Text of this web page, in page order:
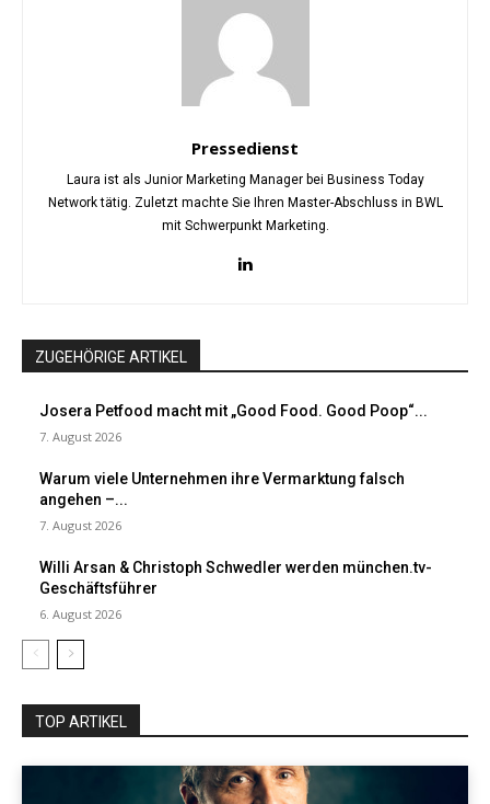
Pressedienst
Laura ist als Junior Marketing Manager bei Business Today
Network tätig. Zuletzt machte Sie Ihren Master-Abschluss in BWL
mit Schwerpunkt Marketing.
ZUGEHÖRIGE ARTIKEL
Josera Petfood macht mit „Good Food. Good Poop“...
7. August 2026
Warum viele Unternehmen ihre Vermarktung falsch
angehen –...
7. August 2026
Willi Arsan & Christoph Schwedler werden münchen.tv-
Geschäftsführer
6. August 2026
TOP ARTIKEL